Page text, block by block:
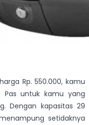
Rp. 550.000, kamu
Pas untuk kamu yang
Dengan kapasitas 29
setidaknya